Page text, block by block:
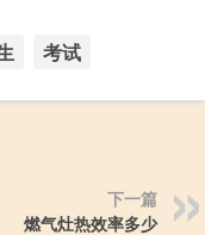
考试
下一篇
燃气灶热效率多少